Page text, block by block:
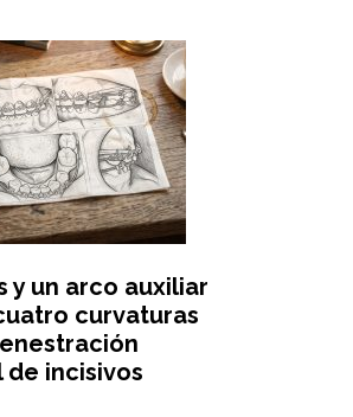
y un arco auxiliar
curvaturas
incisivos